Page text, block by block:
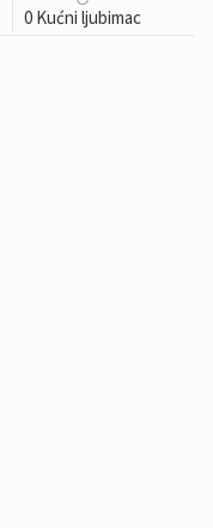
0 Kućni ljubimac